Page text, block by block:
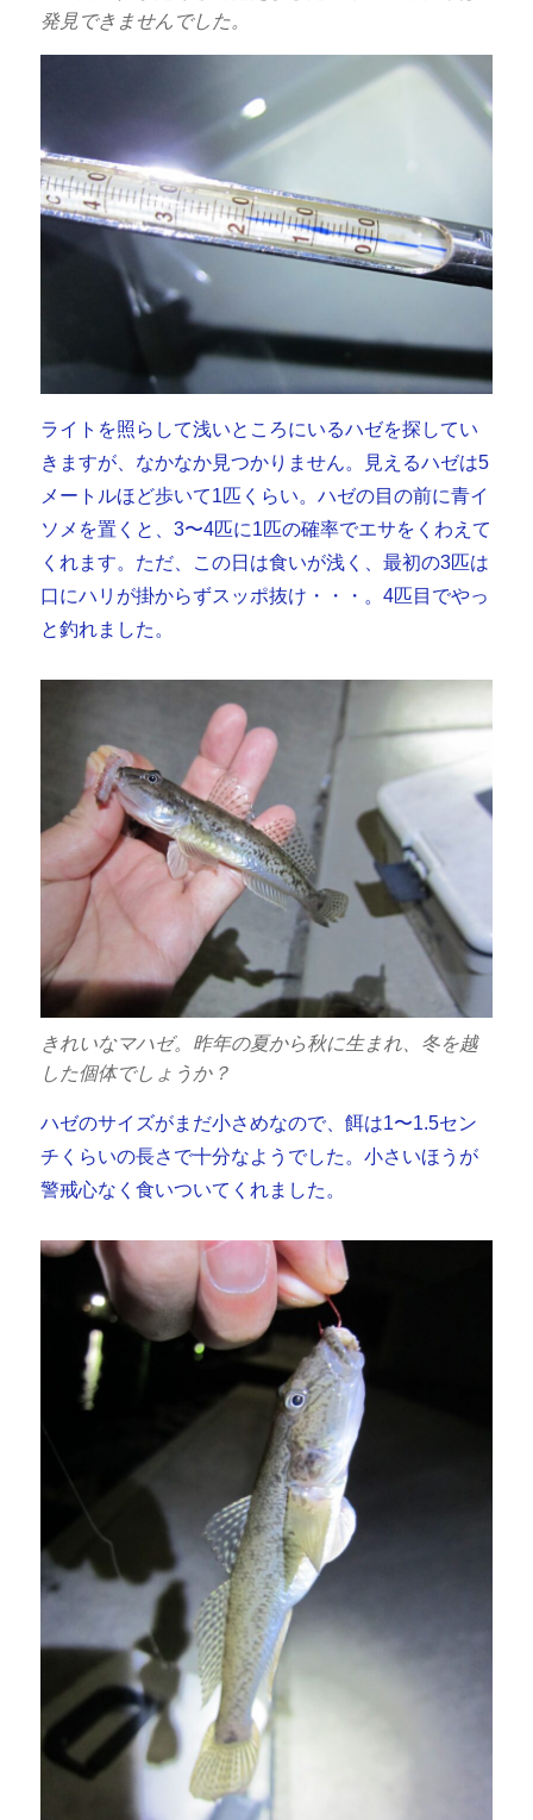
発見できませんでした。
ライトを照らして浅いところにいるハゼを探してい
きますが、なかなか見つかりません。見えるハゼは5
メートルほど歩いて1匹くらい。ハゼの目の前に青イ
ソメを置くと、3〜4匹に1匹の確率でエサをくわえて
くれます。ただ、この日は食いが浅く、最初の3匹は
口にハリが掛からずスッポ抜け・・・。4匹目でやっ
と釣れました。
きれいなマハゼ。昨年の夏から秋に生まれ、冬を越
した個体でしょうか？
ハゼのサイズがまだ小さめなので、餌は1〜1.5セン
チくらいの長さで十分なようでした。小さいほうが
警戒心なく食いついてくれました。